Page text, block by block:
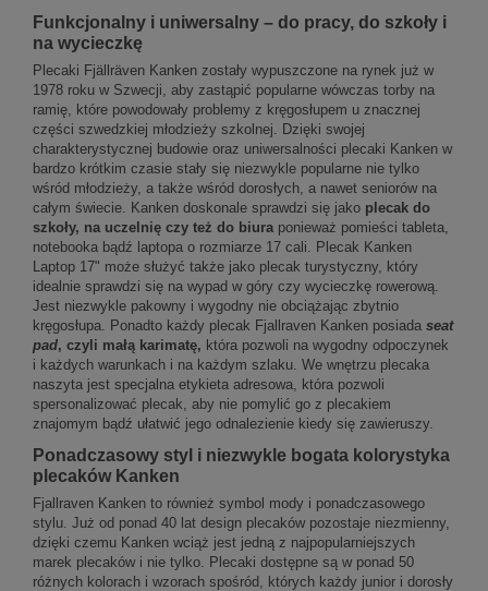
Funkcjonalny i uniwersalny – do pracy, do szkoły i
na wycieczkę
Plecaki Fjällräven Kanken zostały wypuszczone na rynek już w
1978 roku w Szwecji, aby zastąpić popularne wówczas torby na
ramię, które powodowały problemy z kręgosłupem u znacznej
części szwedzkiej młodzieży szkolnej. Dzięki swojej
charakterystycznej budowie oraz uniwersalności plecaki Kanken w
bardzo krótkim czasie stały się niezwykle popularne nie tylko
wśród młodzieży, a także wśród dorosłych, a nawet seniorów na
całym świecie. Kanken doskonale sprawdzi się jako plecak do
szkoły, na uczelnię czy też do biura ponieważ pomieści tableta,
notebooka bądź laptopa o rozmiarze 17 cali. Plecak Kanken
Laptop 17" może służyć także jako plecak turystyczny, który
idealnie sprawdzi się na wypad w góry czy wycieczkę rowerową.
Jest niezwykle pakowny i wygodny nie obciążając zbytnio
kręgosłupa. Ponadto każdy plecak Fjallraven Kanken posiada seat
pad, czyli małą karimatę, która pozwoli na wygodny odpoczynek
i każdych warunkach i na każdym szlaku. We wnętrzu plecaka
naszyta jest specjalna etykieta adresowa, która pozwoli
spersonalizować plecak, aby nie pomylić go z plecakiem
znajomym bądź ułatwić jego odnalezienie kiedy się zawieruszy.
Ponadczasowy styl i niezwykle bogata kolorystyka
plecaków Kanken
Fjallraven Kanken to również symbol mody i ponadczasowego
stylu. Już od ponad 40 lat design plecaków pozostaje niezmienny,
dzięki czemu Kanken wciąż jest jedną z najpopularniejszych
marek plecaków i nie tylko. Plecaki dostępne są w ponad 50
różnych kolorach i wzorach spośród, których każdy junior i dorosły